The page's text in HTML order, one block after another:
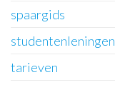
spaargids
studentenleningen
tarieven